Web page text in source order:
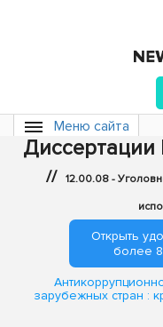
Меню сайта
Диссертации
// 12.00.08 -
Открыть
более
зарубежных стран :